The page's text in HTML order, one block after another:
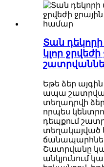
Տան
կլոր ջրվեժի
Եթե ​​ձեր
ապա
տեղադրվի ձեր
որպես
դեպքում
տեղակայված
Շատրվանը
անկյունում